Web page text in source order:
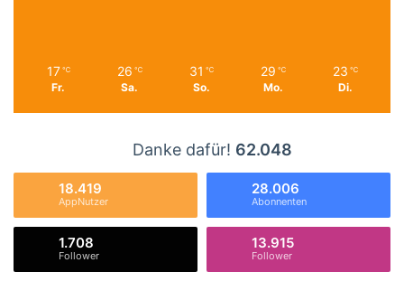
17 ℃
Fr.
26 ℃
Sa.
31 ℃
So.
29 ℃
Mo.
23 ℃
Di.
Danke dafür! 62.048
18.419
AppNutzer
28.006
Abonnenten
1.708
Follower
13.915
Follower